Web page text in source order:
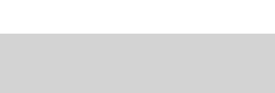
de tela